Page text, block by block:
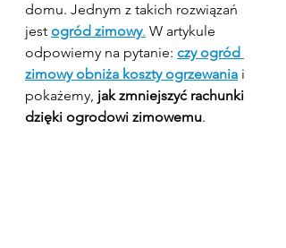
domu. Jednym z takich rozwiązań
jest ogród zimowy. W artykule
odpowiemy na pytanie: czy ogród
zimowy obniża koszty ogrzewania i
pokażemy, jak zmniejszyć rachunki
dzięki ogrodowi zimowemu.